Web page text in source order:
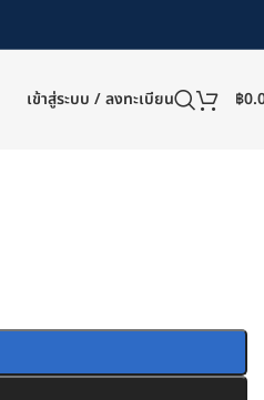
เข้าสู่ระบบ / ลงทะเบียน ฿